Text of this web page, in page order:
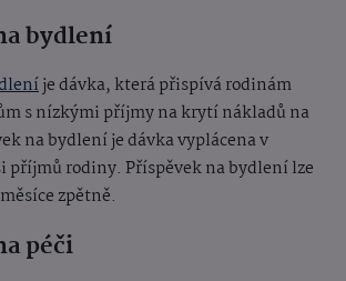
bydlení
je dávka, která přispívá rodinám
s nízkými příjmy na krytí nákladů na
na bydlení je dávka vyplácena v
příjmů rodiny. Příspěvek na bydlení lze
zpětně.
péči